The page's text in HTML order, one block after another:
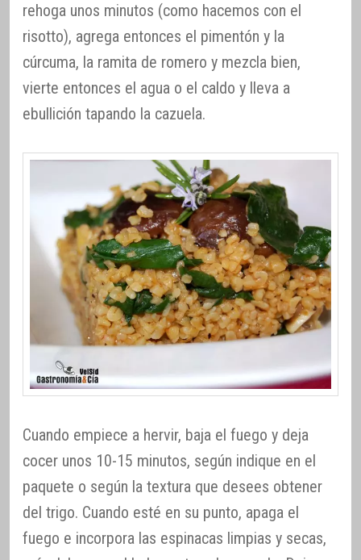
rehoga unos minutos (como hacemos con el
risotto), agrega entonces el pimentón y la
cúrcuma, la ramita de romero y mezcla bien,
vierte entonces el agua o el caldo y lleva a
ebullición tapando la cazuela.
Cuando empiece a hervir, baja el fuego y deja
cocer unos 10-15 minutos, según indique en el
paquete o según la textura que desees obtener
del trigo. Cuando esté en su punto, apaga el
fuego e incorpora las espinacas limpias y secas,